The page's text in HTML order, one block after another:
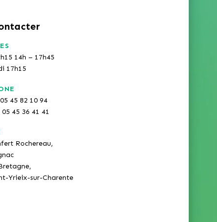
14h – 17h45
17h15
45 82 10 94
45 36 41 41
Rochereau,
Yrieix-sur-Charente